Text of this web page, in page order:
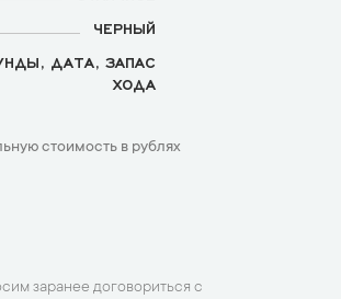
ЧЕРНЫЙ
ДАТА, ЗАПАС
ХОДА
стоимость в рублях
заранее договориться с